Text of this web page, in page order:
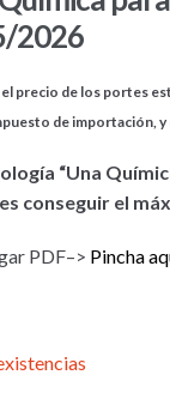
2026
el precio de los portes
de importación,
“Una
conseguir el
PDF–> Pincha